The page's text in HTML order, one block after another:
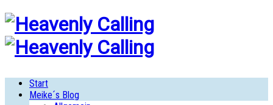
Start
Meike´s Blog